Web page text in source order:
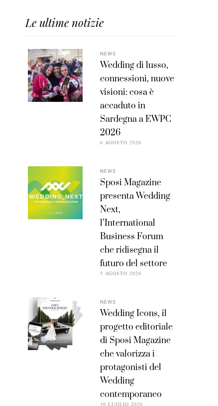
Le ultime notizie
NEWS
Wedding di lusso,
connessioni, nuove
visioni: cosa è
accaduto in
Sardegna a EWPC
2026
6 AGOSTO 2026
NEWS
Sposi Magazine
presenta Wedding
Next,
l’International
Business Forum
che ridisegna il
futuro del settore
5 AGOSTO 2026
NEWS
Wedding Icons, il
progetto editoriale
di Sposi Magazine
che valorizza i
protagonisti del
Wedding
contemporaneo
30 LUGLIO 2026